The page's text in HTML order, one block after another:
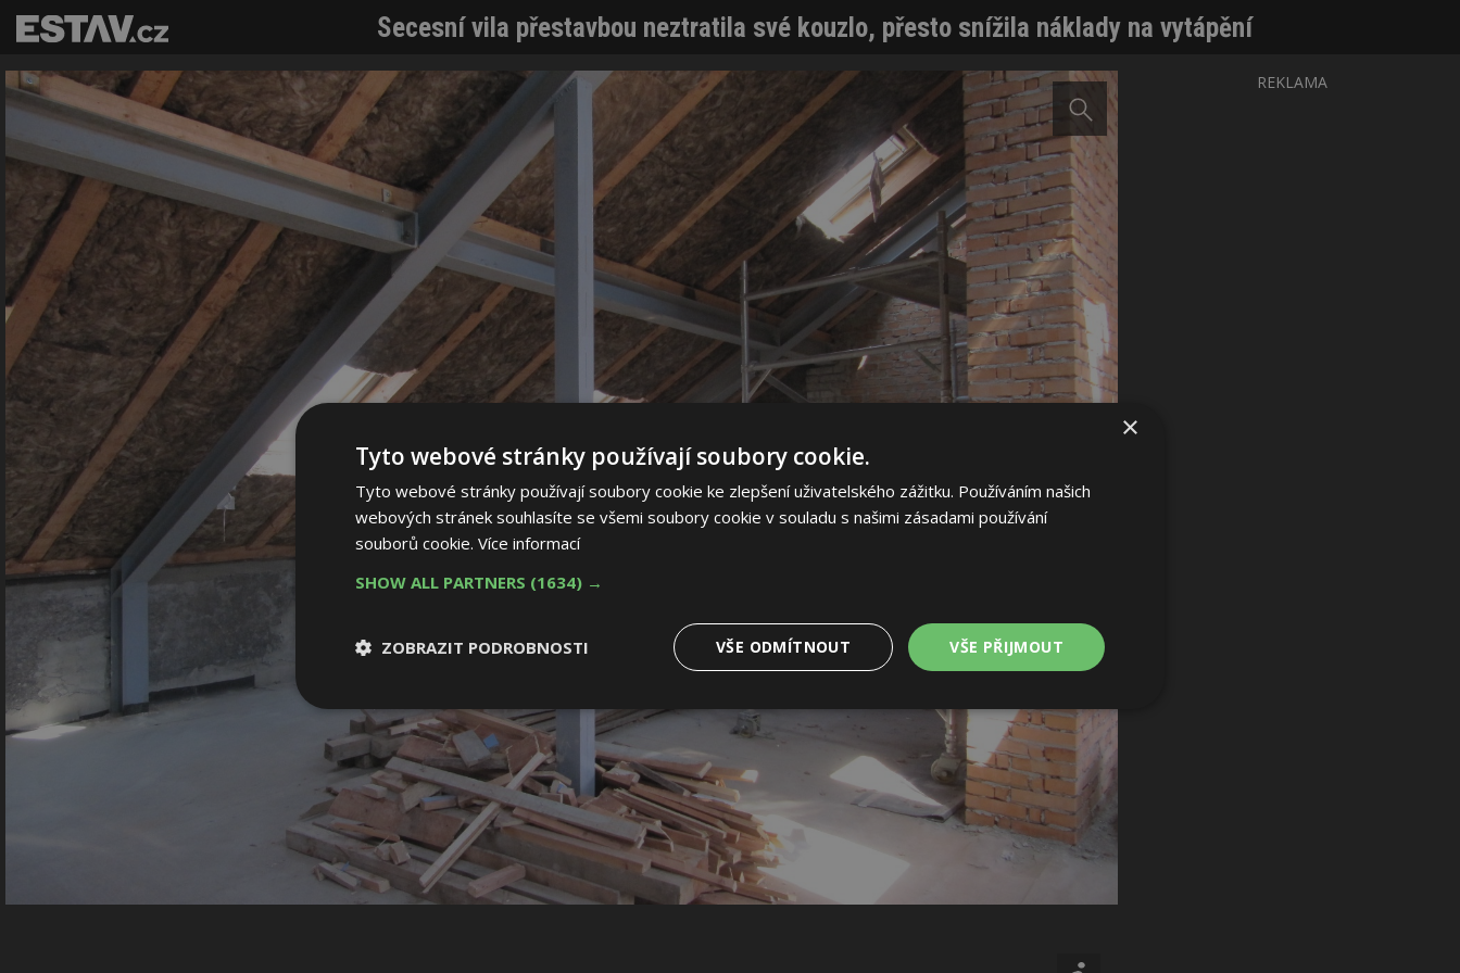
Secesní vila přestavbou neztratila své kouzlo, přesto snížila náklady na vytápění
REKLAMA
×
Tyto webové stránky používají soubory cookie.
Tyto webové stránky používají soubory cookie ke zlepšení uživatelského zážitku. Používáním našich
webových stránek souhlasíte se všemi soubory cookie v souladu s našimi zásadami používání
souborů cookie. Více informací
SHOW ALL PARTNERS (1634) →
VŠE PŘIJMOUT
VŠE ODMÍTNOUT
ZOBRAZIT PODROBNOSTI
Nezbytně nutné
soubory
Výkonové
soubory
Soubory cílení Funkční soubory
Nezařazené
soubory
Nezbytně nutné soubory Výkonové soubory Soubory cílení